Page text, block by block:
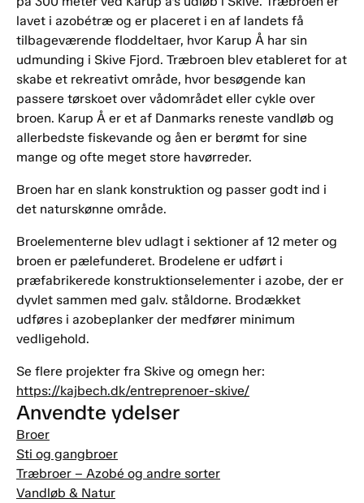
lavet i azobétræ og er placeret i en af landets få
tilbageværende floddeltaer, hvor Karup Å har sin
udmunding i Skive Fjord. Træbroen blev etableret for at
skabe et rekreativt område, hvor besøgende kan
passere tørskoet over vådområdet eller cykle over
broen. Karup Å er et af Danmarks reneste vandløb og
allerbedste fiskevande og åen er berømt for sine
mange og ofte meget store havørreder.
Broen har en slank konstruktion og passer godt ind i
det naturskønne område.
Broelementerne blev udlagt i sektioner af 12 meter og
broen er pælefunderet. Brodelene er udført i
præfabrikerede konstruktionselementer i azobe, der er
dyvlet sammen med galv. ståldorne. Brodækket
udføres i azobeplanker der medfører minimum
vedligehold.
Se flere projekter fra Skive og omegn her:
https://kajbech.dk/entreprenoer-skive/
Anvendte ydelser
Broer
Sti og gangbroer
Træbroer – Azobé og andre sorter
Vandløb & Natur